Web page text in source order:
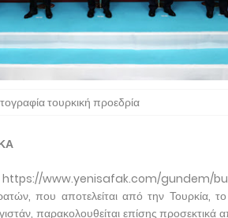
τουρκική προεδρία
https://www.yenisafak.com/gundem/
που αποτελείται από την Τουρκία, το
παρακολουθείται επίσης προσεκτικά